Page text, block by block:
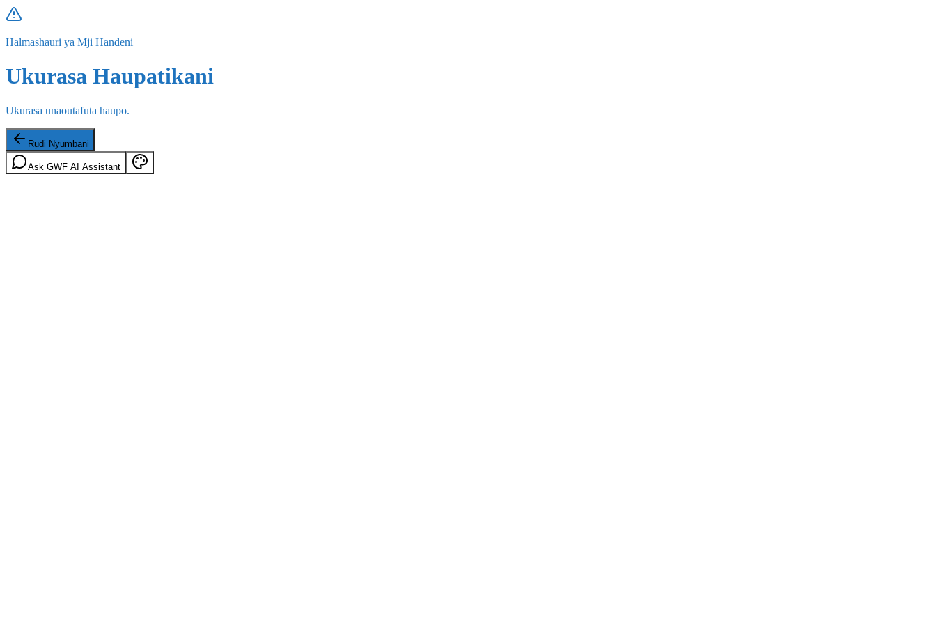
Halmashauri ya Mji Handeni
Ukurasa Haupatikani
Ukurasa unaoutafuta haupo.
Rudi Nyumbani
Ask GWF AI Assistant